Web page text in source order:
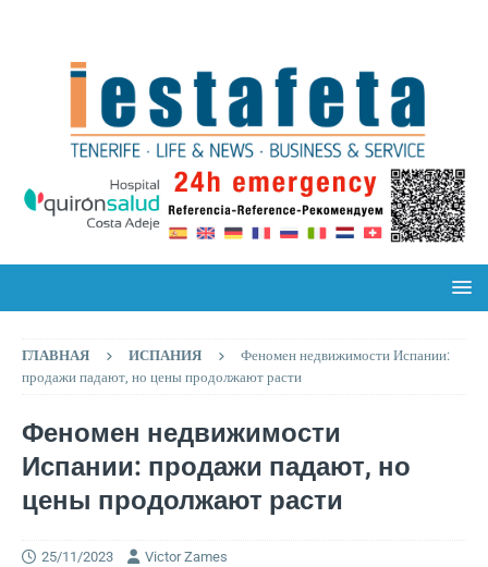
ГЛАВНАЯ ИСПАНИЯ
Феномен недвижимости Испании:
продажи падают, но цены продолжают расти
Феномен недвижимости
Испании: продажи падают, но
цены продолжают расти
25/11/2023 Victor Zames